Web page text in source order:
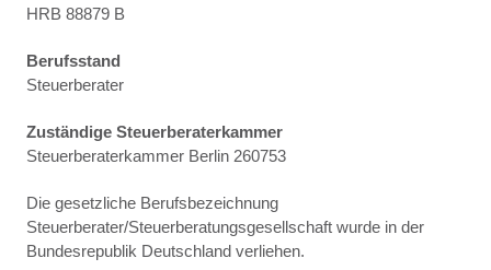
HRB 88879 B
Berufsstand
Steuerberater
Zuständige Steuerberaterkammer
Steuerberaterkammer Berlin 260753
Die gesetzliche Berufsbezeichnung
Steuerberater/Steuerberatungsgesellschaft wurde in der
Bundesrepublik Deutschland verliehen.